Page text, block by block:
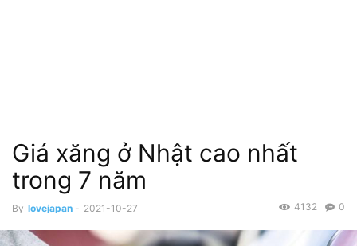
Giá xăng ở Nhật cao nhất
trong 7 năm
By lovejapan - 2021-10-27 0
4132